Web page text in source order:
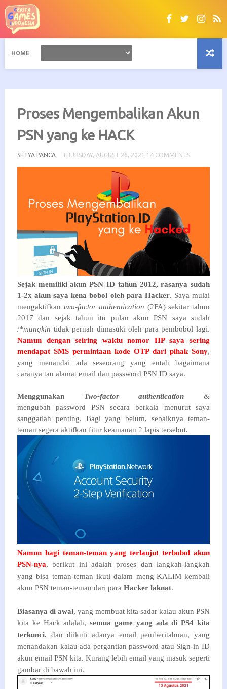
HOME
Proses Mengembalikan Akun
PSN yang ke HACK
SETYA PANCA THURSDAY, AUGUST 26, 2021 14 COMMENTS
Sejak memiliki akun PSN ID tahun 2012, rasanya sudah
1-2x akun saya kena bobol oleh para Hacker. Saya mulai
mengaktifkan two-factor authentication (2FA) sekitar tahun
2017 dan sejak tahun itu pulan akun PSN saya sudah
/*mungkin tidak pernah dimasuki oleh para pembobol lagi.
Namun dengan seiring waktu nomor HP saya sering
mendapat SMS permintaan kode OTP dari pihak Sony,
yang menandai ada seseorang yang entah bagaimana
caranya tau alamat email dan password PSN ID saya.
Menggunakan Two-factor authentication &
mengubah password PSN secara berkala menurut saya
sanggatlah penting. Bagi yang belum, sebaiknya teman-
teman segera aktifkan fitur keamanan 2 lapis tersebut.
Namun bagi teman-teman yang terlanjut terbobol akun
PSN-nya, berikut ini adalah proses dan langkah-langkah
yang bisa teman-teman ikuti dalam meng-KALIM kembali
akun PSN teman-teman dari para Hacker laknat.
Biasanya di awal, yang membuat kita sadar kalau akun PSN
kita ke Hack adalah,semua game yang ada di PS4 kita
terkunci, dan diikuti adanya email pemberitahuan, yang
menandakan kalau ada pergantian password atau Sign-in ID
akun email PSN kita. Kurang lebih email yang masuk seperti
gambar di bawah ini.